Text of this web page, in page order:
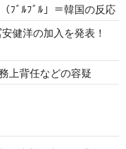
ﾌﾞﾙﾌﾞﾙ」＝韓国の反応
健洋の加入を発表！
上背任などの容疑